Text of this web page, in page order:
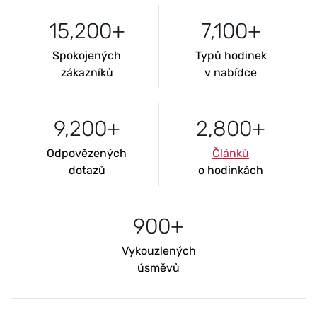
15,200+
Spokojených
zákazníků
7,100+
Typů hodinek
v nabídce
9,200+
Odpovězených
dotazů
2,800+
Článků
o hodinkách
900+
Vykouzlených
úsměvů